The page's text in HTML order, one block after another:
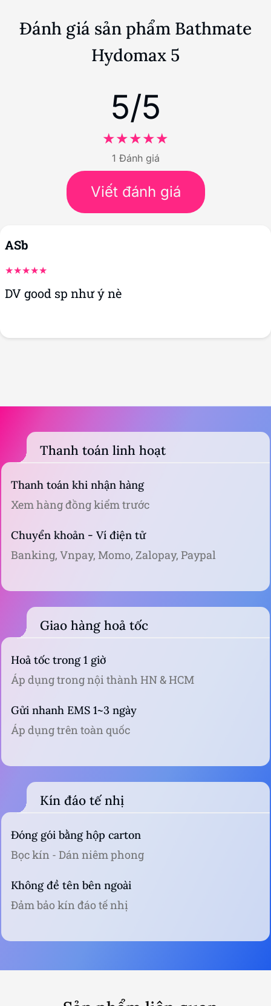
Đánh giá sản phẩm Bathmate
Hydomax 5
5/5
1 Đánh giá
Viết đánh giá
ASb
DV good sp như ý nè
Thanh toán linh hoạt
Thanh toán khi nhận hàng
Xem hàng đồng kiểm trước
Chuyển khoản - Ví điện tử
Banking, Vnpay, Momo, Zalopay, Paypal
Giao hàng hoả tốc
Hoả tốc trong 1 giờ
Áp dụng trong nội thành HN & HCM
Gửi nhanh EMS 1~3 ngày
Áp dụng trên toàn quốc
Kín đáo tế nhị
Đóng gói bằng hộp carton
Bọc kín - Dán niêm phong
Không đề tên bên ngoài
Đảm bảo kín đáo tế nhị